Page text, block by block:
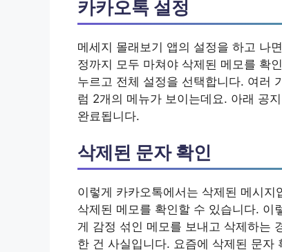
카카오톡 설정
메세지 몰래보기 앱의 설정을 하고 나
정까지 모두 마쳐야 삭제된 메모를 확
누르고 전체 설정을 선택합니다. 여러
럼 2개의 메뉴가 보이는데요. 아래 공
완료됩니다.
삭제된 문자 확인
이렇게 카카오톡에서는 삭제된 메시
삭제된 메모를 확인할 수 있습니다. 이
게 감정 섞인 메모를 보내고 삭제하는
한 건 사실입니다. 요즘에 삭제된 문자